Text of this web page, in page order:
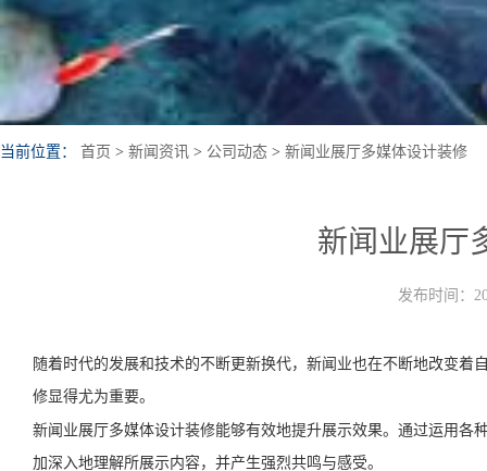
当前位置： 首页 > 新闻资讯 > 公司动态 > 新闻业展厅多媒体设计装修
新闻业展厅
发布时间：
随着时代的发展和技术的不断更新换代，新闻业也在不断地改变
修显得尤为重要。
新闻业展厅多媒体设计装修能够有效地提升展示效果。通过运用
加深入地理解所展示内容，并产生强烈共鸣与感受。